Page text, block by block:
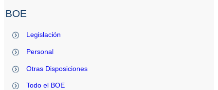
BOE
Legislación
Personal
Otras Disposiciones
Todo el BOE